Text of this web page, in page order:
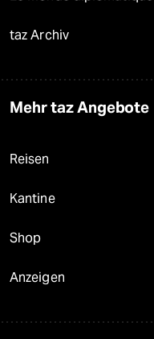
taz Archiv
Mehr taz Angebote
Reisen
Kantine
Shop
Anzeigen